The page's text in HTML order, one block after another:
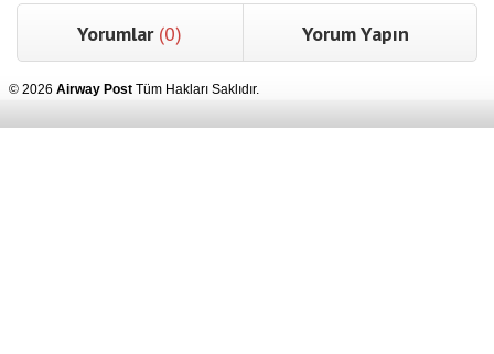
Yorumlar (0) Yorum Yapın
© 2026 Airway Post Tüm Hakları Saklıdır.